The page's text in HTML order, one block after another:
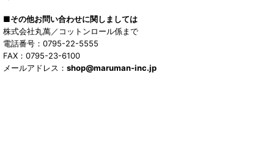
■その他お問い合わせに関しましては
株式会社丸萬／コットンロール係まで
電話番号：0795-22-5555
FAX：0795-23-6100
メールアドレス： shop@maruman-inc.jp